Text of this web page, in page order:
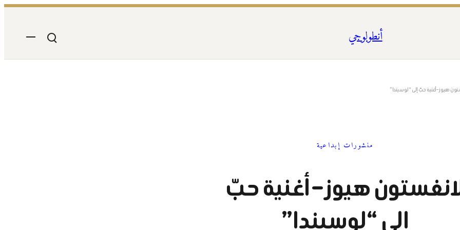
أنطولوجي
هيوز – أغنية حبّ إلى “لوسيندا”
منشورات إبداعية
هيوز – أغنية حبّ
إلى “لوسيندا”